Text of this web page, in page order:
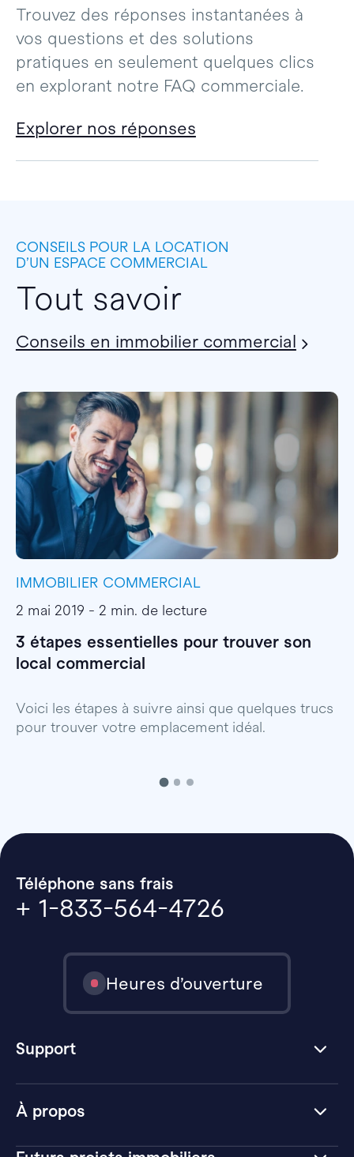
Trouvez des réponses instantanées à
vos questions et des solutions
pratiques en seulement quelques clics
en explorant notre FAQ commerciale.
Explorer nos réponses
CONSEILS POUR LA LOCATION
D’UN ESPACE COMMERCIAL
Tout savoir
Conseils en immobilier commercial
IMMOBILIER COMMERCIAL
2 mai 2019 - 2 min. de lecture
3 étapes essentielles pour trouver son
local commercial
Voici les étapes à suivre ainsi que quelques trucs
pour trouver votre emplacement idéal.
À propos
Téléphone sans frais
+ 1-833-564-4726
Heures d’ouverture
Support